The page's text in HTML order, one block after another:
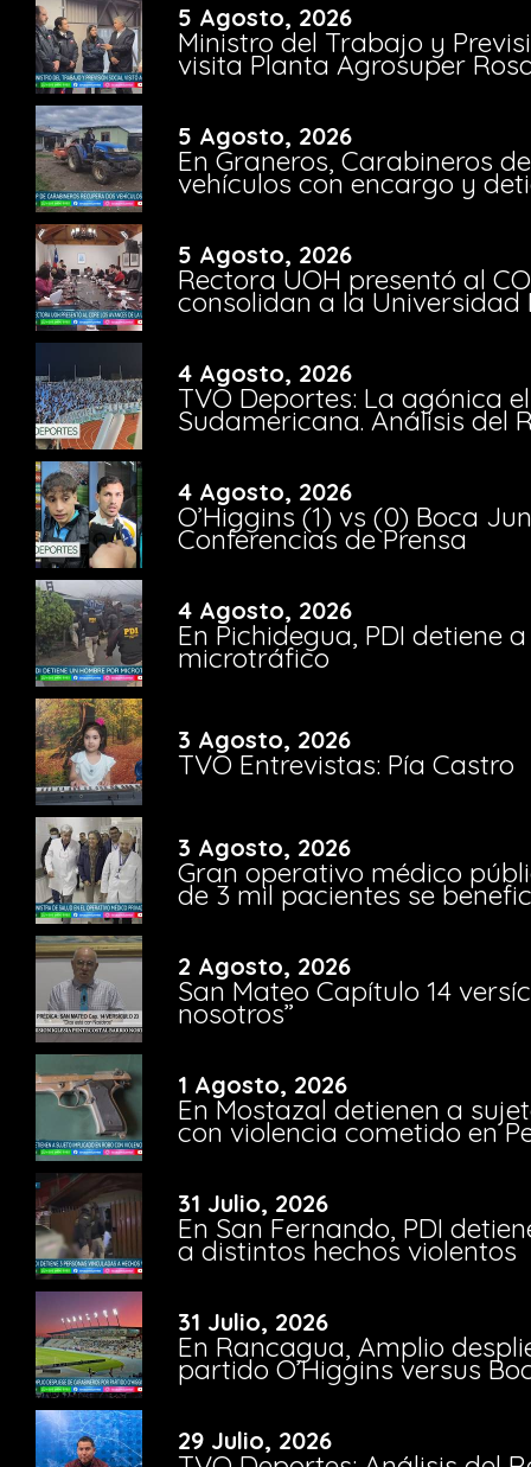
5 Agosto, 2026
Ministro del Trabajo y
visita Planta Agrosuper
5 Agosto, 2026
En Graneros, Carabineros
vehículos con encargo y
5 Agosto, 2026
Rectora UOH presentó al
consolidan a la Universidad
4 Agosto, 2026
TVO Deportes: La agónica
Sudamericana. Análisis del
4 Agosto, 2026
O’Higgins (1) vs (0) Boca
Conferencias de Prensa
4 Agosto, 2026
En Pichidegua, PDI detiene
microtráfico
3 Agosto, 2026
TVO Entrevistas: Pía Castro
3 Agosto, 2026
Gran operativo médico
de 3 mil pacientes se
2 Agosto, 2026
San Mateo Capítulo 14
nosotros”
1 Agosto, 2026
En Mostazal detienen a
con violencia cometido en
31 Julio, 2026
En San Fernando, PDI
a distintos hechos violentos
31 Julio, 2026
En Rancagua, Amplio
partido O’Higgins versus
29 Julio, 2026